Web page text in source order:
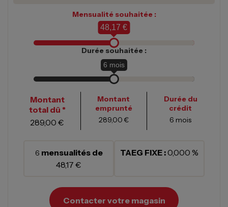
Mensualité souhaitée :
48,17 €
Durée souhaitée :
6 mois
Montant
total dû *
289,00 €
Montant
emprunté
289,00 €
Durée du
crédit
6 mois
6 mensualités de
48,17 €
TAEG FIXE :0,000 %
Contacter votre magasin